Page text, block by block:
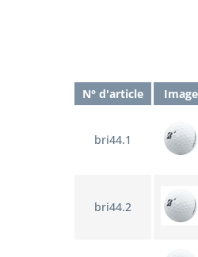
N° d'article Image
bri44.1
bri44.2